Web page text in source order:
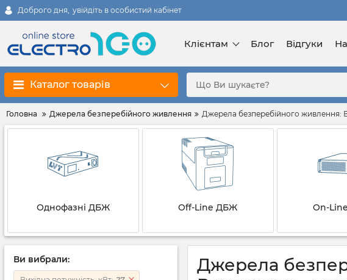
Доброго дня, увійдіть в особистий кабінет
Клієнтам Блог Відгуки
Каталог товарів
Головна Джерела безперебійного живлення Джерела безперебійного живлення:
Однофазні ДБЖ Off-Line ДБЖ On-
Ви вибрали:
Джерела